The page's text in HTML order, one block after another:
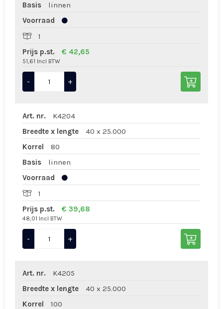
Basis
linnen
Voorraad
1
Prijs p.st.
€ 42,65
51,61 Incl BTW
- +
Art. nr.
K4204
Breedte x lengte
40 x 25.000
Korrel
80
Basis
linnen
Voorraad
1
Prijs p.st.
€ 39,68
48,01 Incl BTW
- +
Art. nr.
K4205
Breedte x lengte
40 x 25.000
Korrel
100